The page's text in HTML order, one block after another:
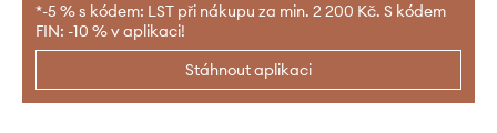
*-5 % s kódem: LST při nákupu za min. 2 200 Kč. S kódem
FIN: -10 % v aplikaci!
Stáhnout aplikaci